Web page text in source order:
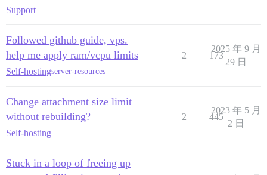
Support
Followed github guide, vps.
help me apply ram/vcpu limits
Self-hostingserver-resources
2 173
2025 年 9 月
29 日
Change attachment size limit
without rebuilding?
Self-hosting
2 445
2023 年 5 月
2 日
Stuck in a loop of freeing up